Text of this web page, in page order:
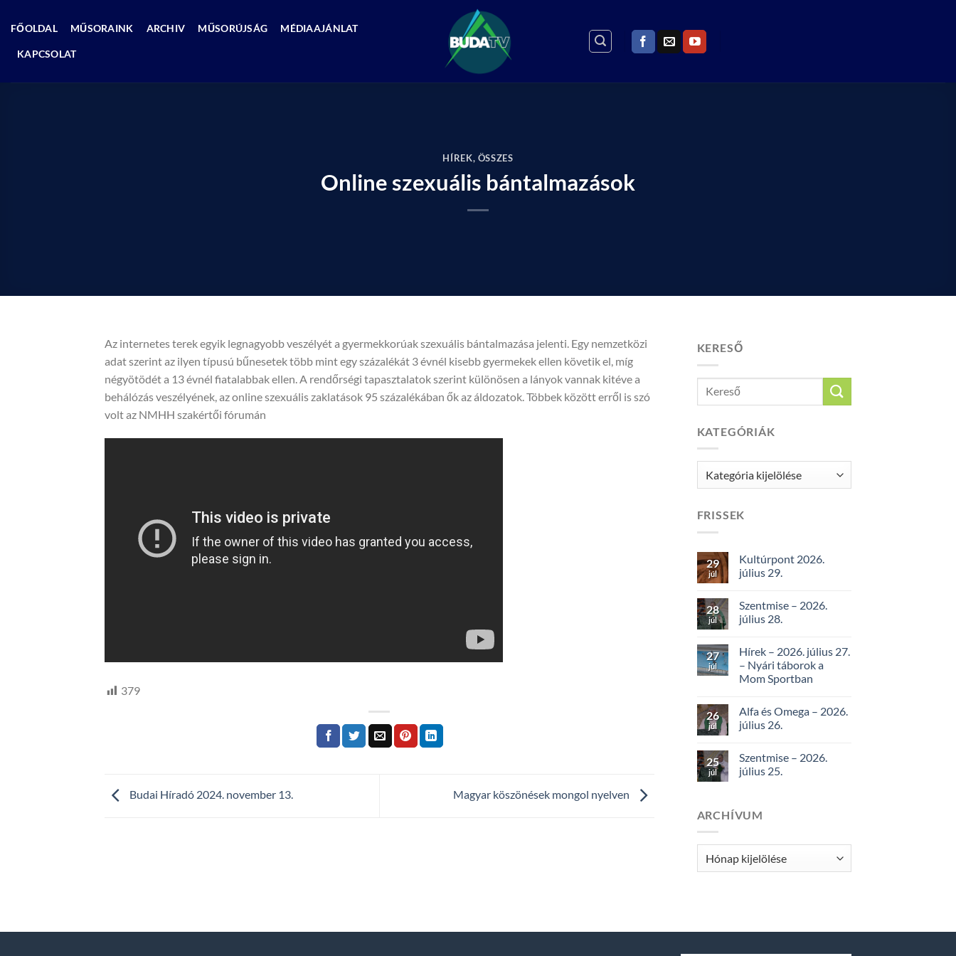
FŐOLDAL MŰSORAINK ARCHIV MŰSORÚJSÁG MÉDIAAJÁNLAT
KAPCSOLAT
HÍREK, ÖSSZES
Online szexuális bántalmazások
Az internetes terek egyik legnagyobb veszélyét a gyermekkorúak szexuális bántalmazása jelenti. Egy nemzetközi
adat szerint az ilyen típusú bűnesetek több mint egy százalékát 3 évnél kisebb gyermekek ellen követik el, míg
négyötödét a 13 évnél fiatalabbak ellen. A rendőrségi tapasztalatok szerint különösen a lányok vannak kitéve a
behálózás veszélyének, az online szexuális zaklatások 95 százalékában ők az áldozatok. Többek között erről is szó
volt az NMHH szakértői fórumán
379
Budai Híradó 2024. november 13. Magyar köszönések mongol nyelven
KERESŐ
KATEGÓRIÁK
Kategóriák
FRISSEK
29
júl
Kultúrpont 2026.
július 29.
28
júl
Szentmise – 2026.
július 28.
27
júl
Hírek – 2026. július 27.
– Nyári táborok a
Mom Sportban
26
júl
Alfa és Omega – 2026.
július 26.
25
júl
Szentmise – 2026.
július 25.
ARCHÍVUM
Archívum